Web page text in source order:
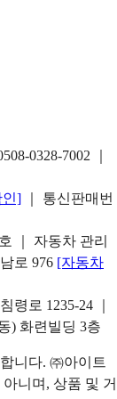
0328-7002
인]
｜ 통신판매번
｜ 자동차 관리
로 976 [자동차
령로 1235-24 ｜
) 화련빌딩 3층
니다. ㈜아이트
니며, 상품 및 거